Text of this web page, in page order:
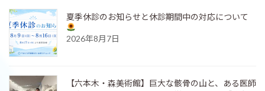
夏季休診のお知らせと休診期間中の対応について
2026年8月7日
【六本木・森美術館】巨大な骸骨の山と、ある医師